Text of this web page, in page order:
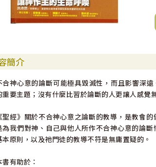
簡介
合神心意的論斷可能極具毀滅性，而且影響深
重要主題；沒有什麼比習於論斷的人更讓人感覺
聖經》關於不合神心意之論斷的教導，是教會
為我們對神、自己與他人所作不合神心意的論
本原則，以及祂門徒的教導不符是無庸置疑的。
書有助於：